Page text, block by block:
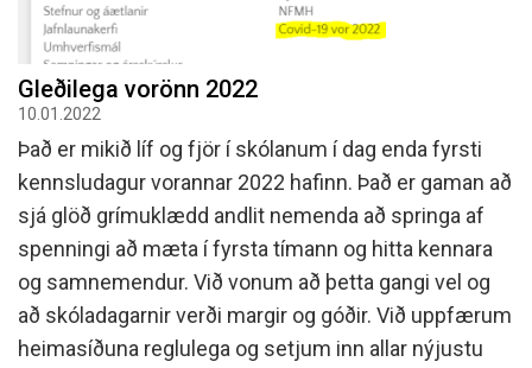
Gleðilega vorönn 2022
10.01.2022
Það er mikið líf og fjör í skólanum í dag enda fyrsti
kennsludagur vorannar 2022 hafinn. Það er gaman að
sjá glöð grímuklædd andlit nemenda að springa af
spenningi að mæta í fyrsta tímann og hitta kennara
og samnemendur. Við vonum að þetta gangi vel og
að skóladagarnir verði margir og góðir. Við uppfærum
heimasíðuna reglulega og setjum inn allar nýjustu